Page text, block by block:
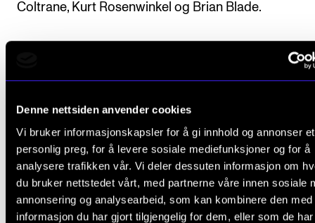
Denne nettsiden anvender cookies
Vi bruker informasjonskapsler for å gi innhold og annonser et
personlig preg, for å levere sosiale mediefunksjoner og for å
analysere trafikken vår. Vi deler dessuten informasjon om
du bruker nettstedet vårt, med partnerne våre innen sosiale
annonsering og analysearbeid, som kan kombinere den med
informasjon du har gjort tilgjengelig for dem, eller som de
Coltrane, Kurt Rosenwinkel og Brian Blade.
Medvirkende
Markus Kaardal (gitar)
Oskar Lindberget (saksofon)
Isak Brekken (piano)
Nichlas Gordon (kontrabass)